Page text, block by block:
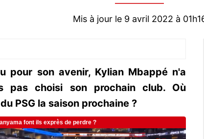
Mis à jour le 9 avril 2022 à
pour son avenir, Kylian Mbappé n'a
pas choisi son prochain club. Où
PSG la saison prochaine ?